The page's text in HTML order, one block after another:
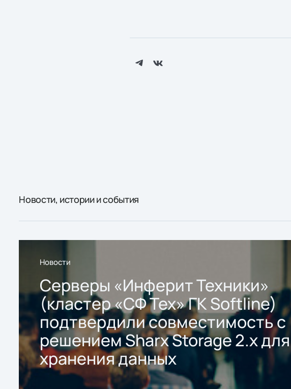
Новости, истории и события
Новости
Серверы «Инферит Техники»
(кластер «СФ Тех» ГК Softline)
подтвердили совместимость с
решением Sharx Storage 2.x для
хранения данных